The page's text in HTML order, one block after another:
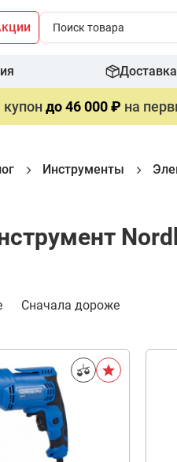
до 46 000 ₽ на
Инструменты
Сначала дороже